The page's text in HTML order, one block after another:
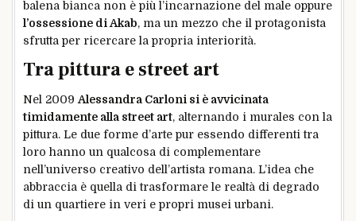
balena bianca non è più l’incarnazione del male oppure
l’ossessione di Akab, ma un mezzo che il protagonista
sfrutta per ricercare la propria interiorità.
Tra pittura e street art
Nel 2009Alessandra Carloni si è avvicinata
timidamente alla street art, alternando i murales con la
pittura. Le due forme d’arte pur essendo differenti tra
loro hanno un qualcosa di complementare
nell’universo creativo dell’artista romana. L’idea che
abbraccia è quella di trasformare le realtà di degrado
di un quartiere in veri e propri musei urbani.